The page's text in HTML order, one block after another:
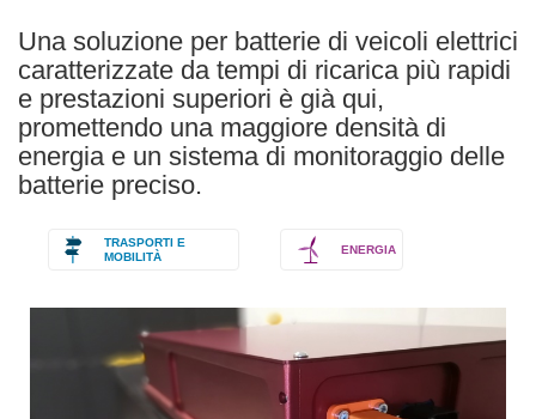
Una soluzione per batterie di veicoli elettrici
caratterizzate da tempi di ricarica più rapidi
e prestazioni superiori è già qui,
promettendo una maggiore densità di
energia e un sistema di monitoraggio delle
batterie preciso.
TRASPORTI E
MOBILITÀ
ENERGIA